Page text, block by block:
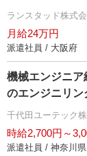
ランスタッド株式
月給24万円
派遣社員 / 大阪府
機械エンジニア
のエンジニリン
千代田ユーテック
時給2,700円～
派遣社員 / 神奈川県